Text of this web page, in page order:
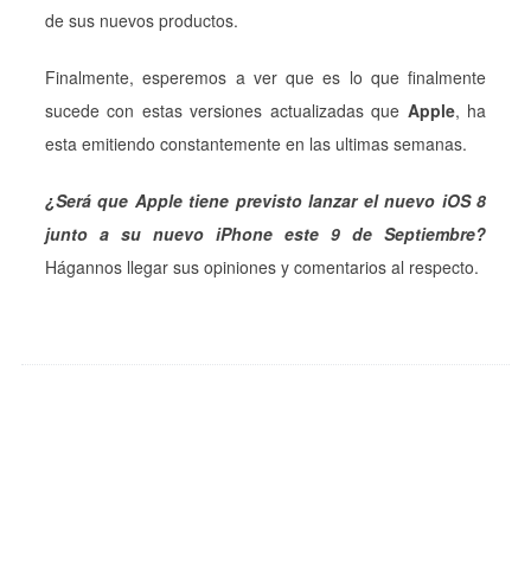
de sus nuevos productos.
Finalmente, esperemos a ver que es lo que finalmente
sucede con estas versiones actualizadas que Apple, ha
esta emitiendo constantemente en las ultimas semanas.
¿Será que Apple tiene previsto lanzar el nuevo iOS 8
junto a su nuevo iPhone este 9 de Septiembre?
Hágannos llegar sus opiniones y comentarios al respecto.